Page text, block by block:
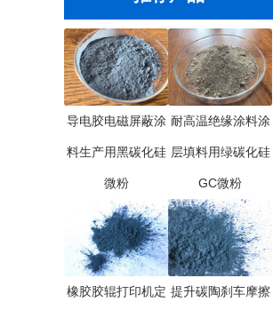
导电胶电磁屏蔽涂
料生产用黑碳化硅
微粉
耐高温绝缘涂料涂
层填料用绿碳化硅
GC微粉
橡胶胶辊打印机定 提升碳陶刹车摩擦